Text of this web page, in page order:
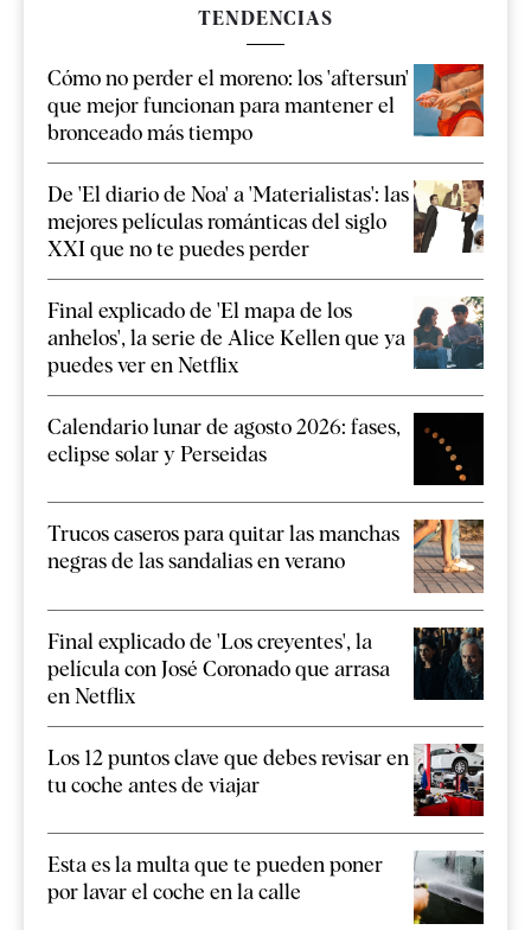
TENDENCIAS
Cómo no perder el moreno: los 'aftersun'
que mejor funcionan para mantener el
bronceado más tiempo
De 'El diario de Noa' a 'Materialistas': las
mejores películas románticas del siglo
XXI que no te puedes perder
Final explicado de 'El mapa de los
anhelos', la serie de Alice Kellen que ya
puedes ver en Netflix
Calendario lunar de agosto 2026: fases,
eclipse solar y Perseidas
Trucos caseros para quitar las manchas
negras de las sandalias en verano
Final explicado de 'Los creyentes', la
película con José Coronado que arrasa
en Netflix
Los 12 puntos clave que debes revisar en
tu coche antes de viajar
Esta es la multa que te pueden poner
por lavar el coche en la calle